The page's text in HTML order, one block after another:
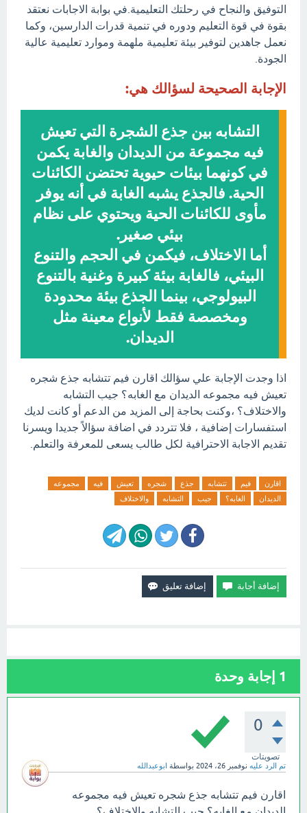
التوفيق والنجاح في رحلتك التعليمية.في بوابة الاجابات نعتقد
بقوة في قوة التعليم ودوره في تنمية قدرات الدارسين، وكما
نعمل جاهدين لتوفير بيئة تعليمية ملهمة وموارد تعليمية عالية
الجودة.
الإجابة الصحيحة لسؤالك هي:
التشابه بين جذع الشجرة التي تعيش
فيه مجموعة من الديدان والغابة يكمن
في كونهما بيئات حيوية تحتضن الكائنات
الحية. فالجذع يشبه الغابة في أنه يوفر
مأوى للكائنات الحية ويحتوي على نظام
بيئي صغير.
أما الاختلاف، فيكمن في الحجم والتنوع
البيئي، فالغابة بيئة كبيرة وغنية بالتنوع
البيولوجي، بينما الجذع بيئة محدودة
ومخصصة فقط لأنواع معينة مثل
الديدان.
اذا وجدت الإجابة علي سؤالك اقارن فيم تتشابه جذع شجره
تعيش فيه مجموعه الديدان مع الغابه؟ جيب التشابه
والاختلاف؟ ،وكنت بحاجة إلى المزيد من الدعم أو كانت لديك
استفسارات إضافية ، فلا تتردد في اضافة سؤالاً جديدا ويسرنا
تقديم الاجابة الاحترافية لكل طالب يسعى للمعرفة والتعلم.
اقارن فيم تتشابه جذع شجره تعيش فيه
مجموعه
الديدان
الغابه؟ جيب التشابه والاختلاف
1 إجابة وحدة
0
تصويتات
تم الرد عليه نوفمبر 26، 2024 بواسطة ابوعبدالله
اقارن فيم تتشابه جذع شجره تعيش فيه مجموعه